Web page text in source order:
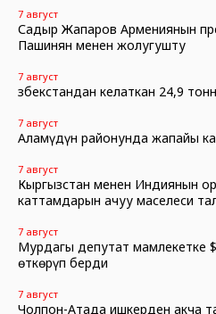
7 август
Садыр Жапаров Армениянын
Пашинян менен жолугушту
7 август
Өзбекстандан келаткан 24,9
7 август
Аламүдүн районунда жапайы
7 август
Кыргызстан менен Индиянын
каттамдарын ачуу маселеси
7 август
Мурдагы депутат мамлекетке
өткөрүп берди
7 август
Чолпон-Атада ишкерден акча